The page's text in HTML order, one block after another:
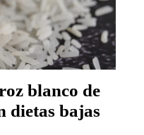
blanco de
dietas bajas